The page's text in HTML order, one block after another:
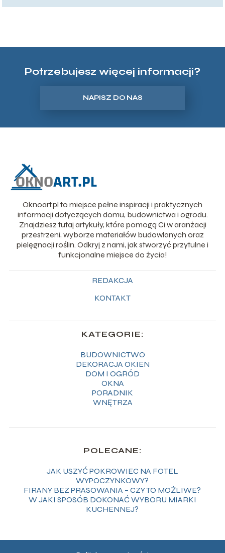
Potrzebujesz więcej informacji?
NAPISZ DO NAS
Oknoart.pl to miejsce pełne inspiracji i praktycznych
informacji dotyczących domu, budownictwa i ogrodu.
Znajdziesz tutaj artykuły, które pomogą Ci w aranżacji
przestrzeni, wyborze materiałów budowlanych oraz
pielęgnacji roślin. Odkryj z nami, jak stworzyć przytulne i
funkcjonalne miejsce do życia!
REDAKCJA
KONTAKT
KATEGORIE:
BUDOWNICTWO
DEKORACJA OKIEN
DOM I OGRÓD
OKNA
PORADNIK
WNĘTRZA
POLECANE:
JAK USZYĆ POKROWIEC NA FOTEL
WYPOCZYNKOWY?
FIRANY BEZ PRASOWANIA – CZY TO MOŻLIWE?
W JAKI SPOSÓB DOKONAĆ WYBORU MIARKI
KUCHENNEJ?